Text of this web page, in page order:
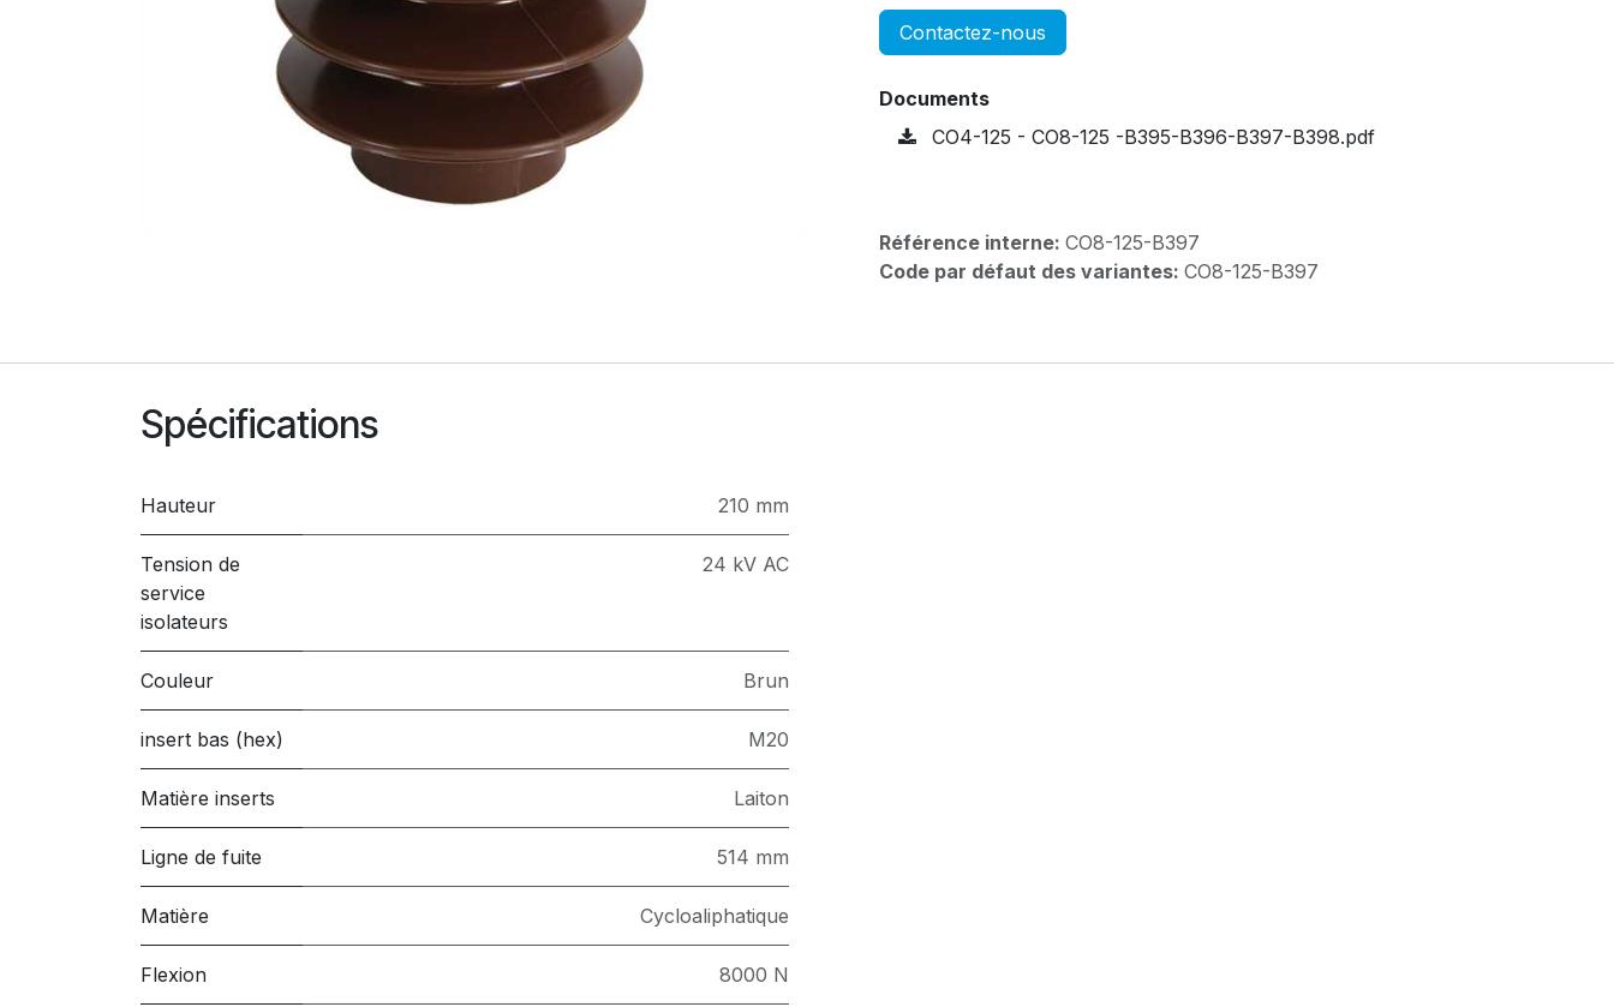
Contactez-nous
Documents
CO4-125 - CO8-125 -B395-B396-B397-B398.pdf
Référence interne: CO8-125-B397
Code par défaut des variantes: CO8-125-B397
Spécifications
Hauteur 210 mm
Tension de
service
isolateurs
24 kV AC
Couleur Brun
insert bas (hex) M20
Matière inserts Laiton
Ligne de fuite 514 mm
Matière Cycloaliphatique
Flexion 8000 N